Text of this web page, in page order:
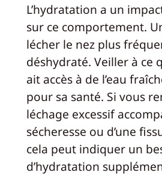
L’hydratation a un
sur ce comportement.
lécher le nez plus
déshydraté. Veiller à ce
ait accès à de l’eau
pour sa santé. Si vous
léchage excessif
sécheresse ou d’une
cela peut indiquer un
d’hydratation